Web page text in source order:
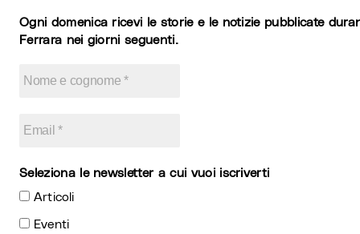
Ogni domenica ricevi le storie e le notizie pubblicate
Ferrara nei giorni seguenti.
Seleziona le newsletter a cui vuoi iscriverti
Articoli
Eventi